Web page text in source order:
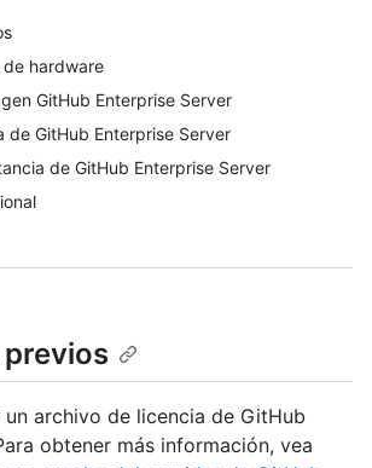
hardware
GitHub Enterprise Server
de GitHub Enterprise Server
de GitHub Enterprise Server
un archivo de licencia de GitHub
obtener más información, vea